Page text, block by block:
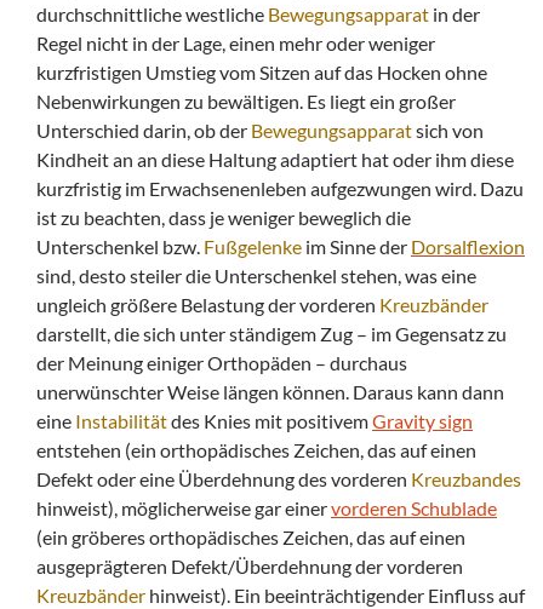
durchschnittliche westliche Bewegungsapparat in der
Regel nicht in der Lage, einen mehr oder weniger
kurzfristigen Umstieg vom Sitzen auf das Hocken ohne
Nebenwirkungen zu bewältigen. Es liegt ein großer
Unterschied darin, ob der Bewegungsapparatsich von
Kindheit an an diese Haltung adaptiert hat oder ihm diese
kurzfristig im Erwachsenenleben aufgezwungen wird. Dazu
ist zu beachten, dass je weniger beweglich die
Unterschenkel bzw. Fußgelenke im Sinne der Dorsalflexion
sind, desto steiler die Unterschenkel stehen, was eine
ungleich größere Belastung der vorderen Kreuzbänder
darstellt, die sich unter ständigem Zug – im Gegensatz zu
der Meinung einiger Orthopäden – durchaus
unerwünschter Weise längen können. Daraus kann dann
eine Instabilitätdes Knies mit positivemGravity sign
entstehen (ein orthopädisches Zeichen, das auf einen
Defekt oder eine Überdehnung des vorderen Kreuzbandes
hinweist), möglicherweise gar einervorderen Schublade
(ein gröberes orthopädisches Zeichen, das auf einen
ausgeprägteren Defekt/Überdehnung der vorderen
Kreuzbänder hinweist). Ein beeinträchtigender Einfluss auf